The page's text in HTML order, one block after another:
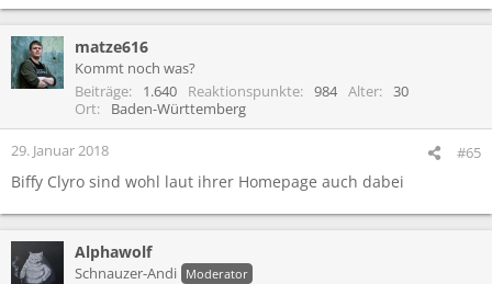
matze616
Kommt noch was?
Beiträge
1.640 Reaktionspunkte 984 Alter
30
Ort
Baden-Württemberg
29. Januar 2018 #65
Biffy Clyro sind wohl laut ihrer Homepage auch dabei
Alphawolf
Schnauzer-Andi Moderator